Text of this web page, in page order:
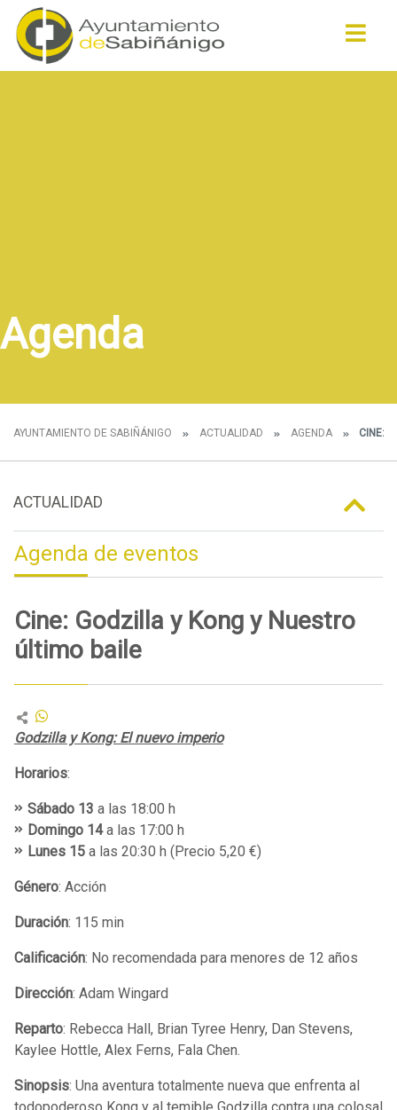
Agenda
AYUNTAMIENTO DE SABIÑÁNIGO ACTUALIDAD AGENDA CINE:
ACTUALIDAD
Agenda de eventos
Cine: Godzilla y Kong y Nuestro
último baile
Godzilla y Kong: El nuevo imperio
Horarios:
Sábado 13 a las 18:00 h
Domingo 14a las 17:00 h
Lunes 15 a las 20:30 h (Precio 5,20 €)
Género: Acción
Duración: 115 min
Calificación: No recomendada para menores de 12 años
Dirección: Adam Wingard
Reparto: Rebecca Hall, Brian Tyree Henry, Dan Stevens,
Kaylee Hottle, Alex Ferns, Fala Chen.
Sinopsis: Una aventura totalmente nueva que enfrenta al